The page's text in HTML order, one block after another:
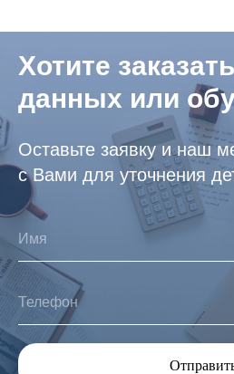
Хотите
данных или
Оставьте заявку и наш
с Вами для уточнения